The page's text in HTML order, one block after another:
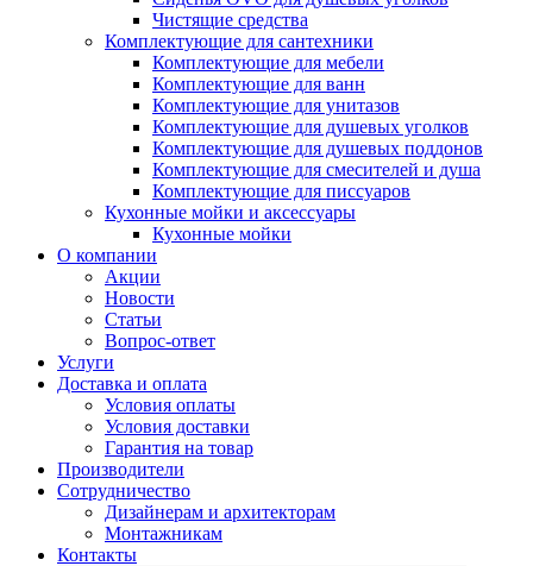
Чистящие средства
Комплектующие для сантехники
Комплектующие для мебели
Комплектующие для ванн
Комплектующие для унитазов
Комплектующие для душевых уголков
Комплектующие для душевых поддонов
Комплектующие для смесителей и душа
Комплектующие для писсуаров
Кухонные мойки и аксессуары
Кухонные мойки
О компании
Акции
Новости
Статьи
Вопрос-ответ
Услуги
Доставка и оплата
Условия оплаты
Условия доставки
Гарантия на товар
Производители
Сотрудничество
Дизайнерам и архитекторам
Монтажникам
Контакты